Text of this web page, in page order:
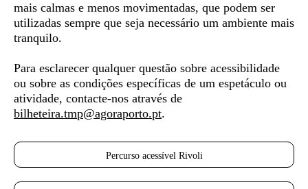
mais calmas e menos movimentadas, que podem ser
utilizadas sempre que seja necessário um ambiente mais
tranquilo.
Para esclarecer qualquer questão sobre acessibilidade
ou sobre as condições específicas de um espetáculo ou
atividade, contacte-nos através de
bilheteira.tmp@agoraporto.pt.
Percurso acessível Rivoli